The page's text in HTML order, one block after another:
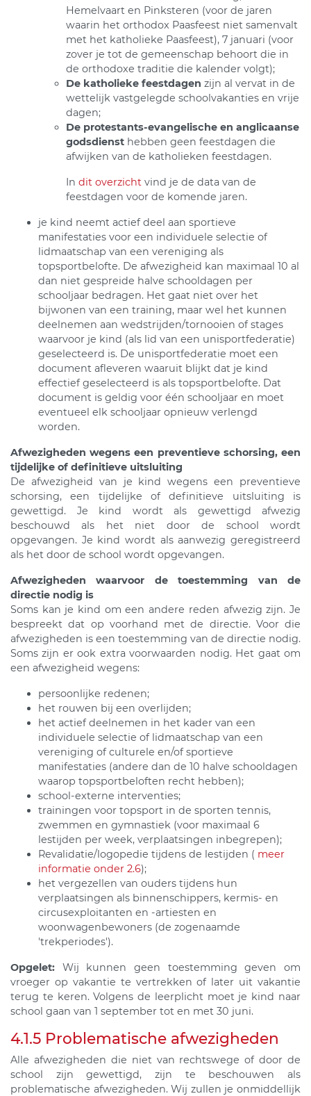
Hemelvaart en Pinksteren (voor de jaren
waarin het orthodox Paasfeest niet samenvalt
met het katholieke Paasfeest), 7 januari (voor
zover je tot de gemeenschap behoort die in
de orthodoxe traditie die kalender volgt);
De katholieke feestdagen zijn al vervat in de
wettelijk vastgelegde schoolvakanties en vrije
dagen;
De protestants-evangelische en anglicaanse
godsdienst hebben geen feestdagen die
afwijken van de katholieken feestdagen.
In dit overzicht vind je de data van de
feestdagen voor de komende jaren.
je kind neemt actief deel aan sportieve
manifestaties voor een individuele selectie of
lidmaatschap van een vereniging als
topsportbelofte. De afwezigheid kan maximaal 10 al
dan niet gespreide halve schooldagen per
schooljaar bedragen. Het gaat niet over het
bijwonen van een training, maar wel het kunnen
deelnemen aan wedstrijden/tornooien of stages
waarvoor je kind (als lid van een unisportfederatie)
geselecteerd is. De unisportfederatie moet een
document afleveren waaruit blijkt dat je kind
effectief geselecteerd is als topsportbelofte. Dat
document is geldig voor één schooljaar en moet
eventueel elk schooljaar opnieuw verlengd
worden.
Afwezigheden wegens een preventieve schorsing, een
tijdelijke of definitieve uitsluiting
De afwezigheid van je kind wegens een preventieve
schorsing, een tijdelijke of definitieve uitsluiting is
gewettigd. Je kind wordt als gewettigd afwezig
beschouwd als het niet door de school wordt
opgevangen. Je kind wordt als aanwezig geregistreerd
als het door de school wordt opgevangen.
Afwezigheden waarvoor de toestemming van de
directie nodig is
Soms kan je kind om een andere reden afwezig zijn. Je
bespreekt dat op voorhand met de directie. Voor die
afwezigheden is een toestemming van de directie nodig.
Soms zijn er ook extra voorwaarden nodig. Het gaat om
een afwezigheid wegens:
persoonlijke redenen;
het rouwen bij een overlijden;
het actief deelnemen in het kader van een
individuele selectie of lidmaatschap van een
vereniging of culturele en/of sportieve
manifestaties (andere dan de 10 halve schooldagen
waarop topsportbeloften recht hebben);
school-externe interventies;
trainingen voor topsport in de sporten tennis,
zwemmen en gymnastiek (voor maximaal 6
lestijden per week, verplaatsingen inbegrepen);
Revalidatie/logopedie tijdens de lestijden ( meer
informatie onder 2.6);
het vergezellen van ouders tijdens hun
verplaatsingen als binnenschippers, kermis- en
circusexploitanten en -artiesten en
woonwagenbewoners (de zogenaamde
'trekperiodes').
Opgelet: Wij kunnen geen toestemming geven om
vroeger op vakantie te vertrekken of later uit vakantie
terug te keren. Volgens de leerplicht moet je kind naar
school gaan van 1 september tot en met 30 juni.
4.1.5 Problematische afwezigheden
Alle afwezigheden die niet van rechtswege of door de
school zijn gewettigd, zijn te beschouwen als
problematische afwezigheden. Wij zullen je onmiddellijk